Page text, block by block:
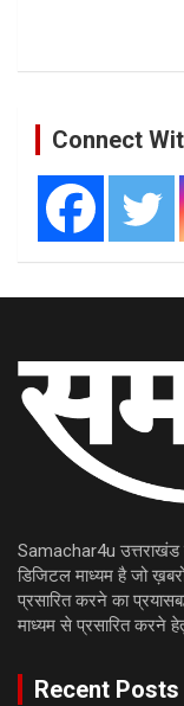
Connect
Samachar4u उत्तराखंड
डिजिटल माध्यम है जो
प्रसारित करने का
माध्यम से प्रसारित करने
Recent Posts